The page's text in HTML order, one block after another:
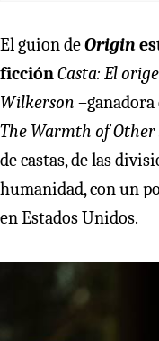
El guion deOrigin
ficciónCasta: El
Wilkerson
The Warmth of Other
de castas, de las
humanidad, con un
en Estados Unidos.